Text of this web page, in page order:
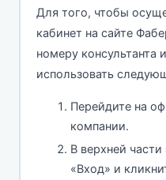
Для того, чтобы
кабинет на сайте
номеру
использовать
Перейдите на
компании.
В верхней
«Вход» и